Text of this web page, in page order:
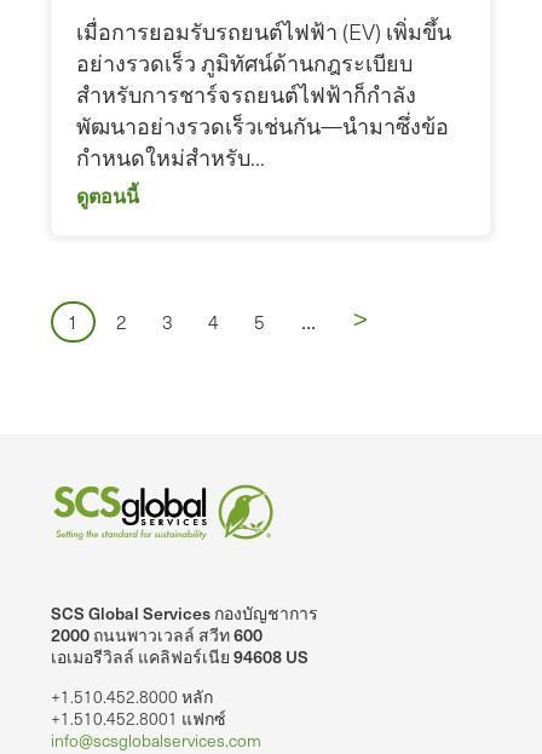
เมื่อการยอมรับรถยนต์ไฟฟ้า (EV) เพิ่มขึ้น
อย่างรวดเร็ว ภูมิทัศน์ด้านกฎระเบียบ
สำหรับการชาร์จรถยนต์ไฟฟ้าก็กำลัง
พัฒนาอย่างรวดเร็วเช่นกัน—นำมาซึ่งข้อ
กำหนดใหม่สำหรับ...
ดูตอนนี้
เลข
หน้า
หน้า
1 หน้า
2 หน้า
3 หน้า
4 หน้า
5 ... หน้า
>
SCS Global Services กองบัญชาการ
2000 ถนนพาวเวลล์ สวีท 600
เอเมอรีวิลล์ แคลิฟอร์เนีย 94608 US
+1.510.452.8000 หลัก
+1.510.452.8001 แฟกซ์
info@scsglobalservices.com